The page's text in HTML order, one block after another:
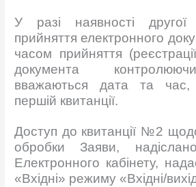
У разі наявності другої
прийняття електронного
часом прийняття
документа
вважаються дата та час,
першій квитанції.
Доступ до квитанції №2
обробки Заяви,
Електронного кабінету,
«Вхідні» режиму «Вхідні/